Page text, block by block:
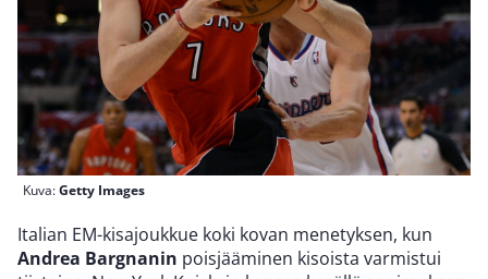
Kuva:Getty Images
Italian EM-kisajoukkue koki kovan menetyksen, kun
Andrea Bargnanin poisjääminen kisoista varmistui